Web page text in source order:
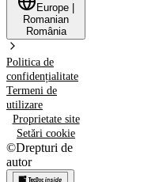
Europe
Romanian
România
Politica de
confidențialitate
Termeni de
utilizare
Proprietate site
Setări cookie
©Drepturi de
autor